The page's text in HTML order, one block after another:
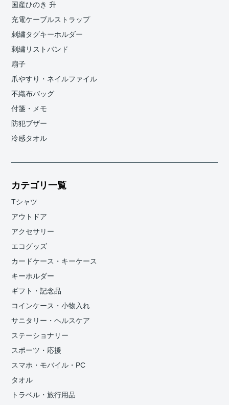
国産ひのき 升
充電ケーブルストラップ
刺繍タグキーホルダー
刺繍リストバンド
扇子
爪やすり・ネイルファイル
不織布バッグ
付箋・メモ
防犯ブザー
冷感タオル
カテゴリ一覧
Tシャツ
アウトドア
アクセサリー
エコグッズ
カードケース・キーケース
キーホルダー
ギフト・記念品
コインケース・小物入れ
サニタリー・ヘルスケア
ステーショナリー
スポーツ・応援
スマホ・モバイル・PC
タオル
トラベル・旅行用品